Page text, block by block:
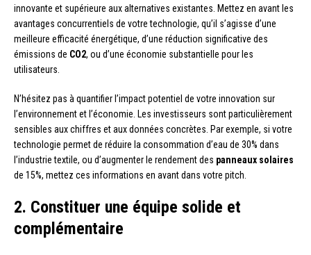
innovante et supérieure aux alternatives existantes. Mettez en avant les
avantages concurrentiels de votre technologie, qu’il s’agisse d’une
meilleure efficacité énergétique, d’une réduction significative des
émissions de CO2, ou d’une économie substantielle pour les
utilisateurs.
N’hésitez pas à quantifier l’impact potentiel de votre innovation sur
l’environnement et l’économie. Les investisseurs sont particulièrement
sensibles aux chiffres et aux données concrètes. Par exemple, si votre
technologie permet de réduire la consommation d’eau de 30% dans
l’industrie textile, ou d’augmenter le rendement des panneaux solaires
de 15%, mettez ces informations en avant dans votre pitch.
2. Constituer une équipe solide et
complémentaire